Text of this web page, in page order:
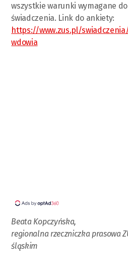
wszystkie warunki wymagane
świadczenia. Link do ankiety:
https://www.zus.pl/
wdowia
Beata Kopczyńska,
regionalna rzeczniczka prasowa
śląskim